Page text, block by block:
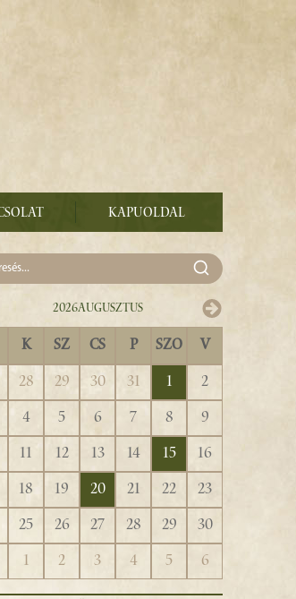
Kapuoldal
2026Augusztus
K SZ CS P SZO V
28 29 30 31 1
2
4 5 6 7 8
9
11 12 13 14 15
16
18 19 20 21 22
23
25 26 27 28 29
30
1 2 3 4 5 6